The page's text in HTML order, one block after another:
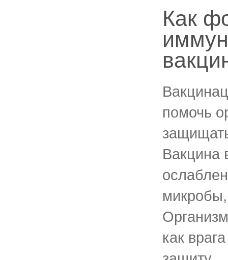
Как
помочь
Вакцина
как